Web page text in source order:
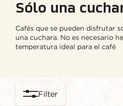
Sólo una
Cafés que se pueden disfrutar
una cuchara. No es necesario
temperatura ideal para el café
Filter